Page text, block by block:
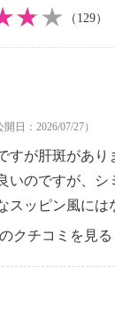
（129）
日：2026/07/27）
すが肝斑があり
いのですが、シ
スッピン風には
クチコミを見る